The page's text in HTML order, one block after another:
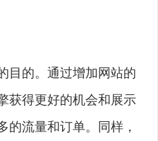
目的。通过增加网站的
获得更好的机会和展示
的流量和订单。同样，